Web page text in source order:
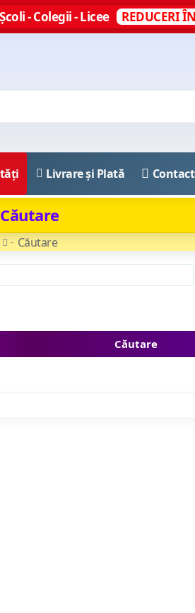
- Colegii - Licee REDUCERI
Livrare și Plată
Căutare
Căutare
Căutare